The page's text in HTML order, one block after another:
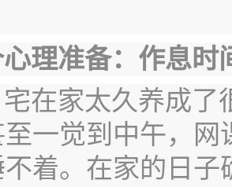
理准备：作息时
宅在家太久养成了
至一觉到中午，
着。在家的日